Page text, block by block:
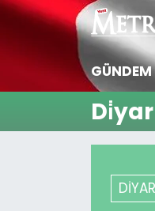
GÜNDEM
Hava Durumu
Trafik Durumu
Süper Lig
Tüm Manşetler